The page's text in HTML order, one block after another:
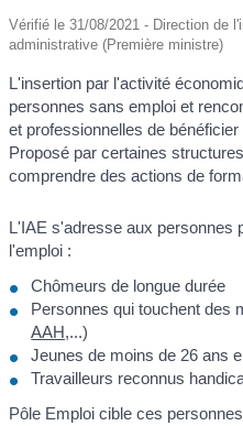
Vérifié le 31/08/2021 - Direction de
administrative (Première ministre)
L'insertion par l'activité
personnes sans emploi et
et professionnelles de
Proposé par certaines
comprendre des actions de
L'IAE s'adresse aux personnes
l'emploi :
Chômeurs de longue durée
Personnes qui touchent des
AAH,...)
Jeunes de moins de 26 ans
Travailleurs reconnus
Pôle Emploi cible ces